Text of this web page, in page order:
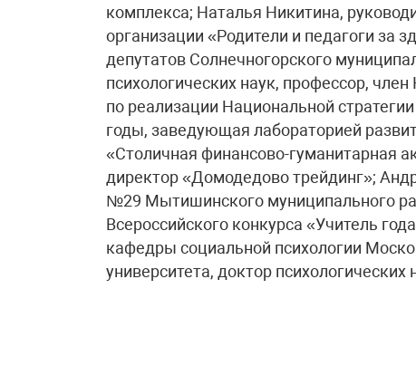
комплекса; Наталья Никитина,
организации «Родители и педагоги за
депутатов Солнечногорского
психологических наук, профессор,
по реализации Национальной
годы, заведующая лабораторией
«Столичная финансово-гуманитарная
директор «Домодедово трейдинг»;
№29 Мытишинского муниципального
Всероссийского конкурса «Учитель
кафедры социальной психологии
университета, доктор психологических